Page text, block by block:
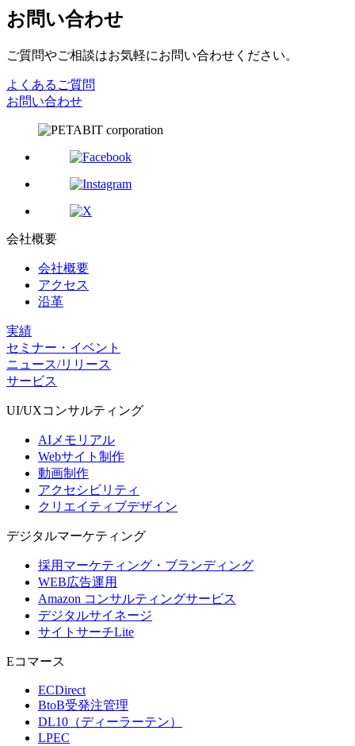
お問い合わせ
ご質問やご相談はお気軽にお問い合わせください。
よくあるご質問
お問い合わせ
会社概要
会社概要
アクセス
沿革
実績
セミナー・イベント
ニュース/リリース
サービス
UI/UXコンサルティング
AIメモリアル
Webサイト制作
動画制作
アクセシビリティ
クリエイティブデザイン
デジタルマーケティング
採用マーケティング・ブランディング
WEB広告運用
Amazon コンサルティングサービス
デジタルサイネージ
サイトサーチLite
Eコマース
ECDirect
BtoB受発注管理
DL10（ディーラーテン）
LPEC